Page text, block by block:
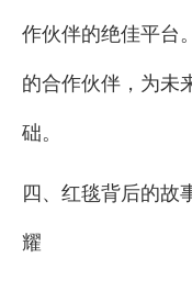
作伙伴的绝佳平台
的合作伙伴，为未
础。
四、红毯背后的故
耀